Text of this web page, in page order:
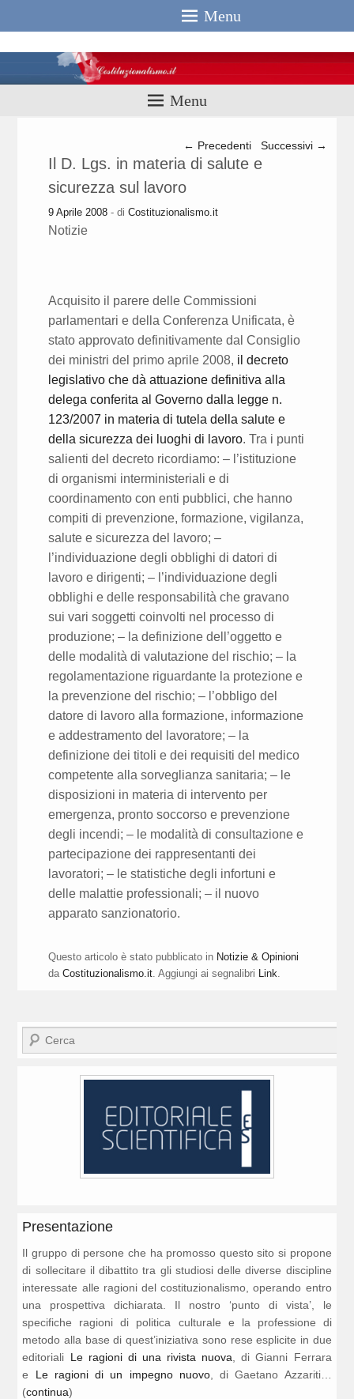
Menu
Menu
Navigazione articolo
← Precedenti Successivi →
Il D. Lgs. in materia di salute e
sicurezza sul lavoro
9 Aprile 2008 - di Costituzionalismo.it
Notizie
Acquisito il parere delle Commissioni
parlamentari e della Conferenza Unificata, è
stato approvato definitivamente dal Consiglio
dei ministri del primo aprile 2008, il decreto
legislativo che dà attuazione definitiva alla
delega conferita al Governo dalla legge n.
123/2007 in materia di tutela della salute e
della sicurezza dei luoghi di lavoro. Tra i punti
salienti del decreto ricordiamo: – l’istituzione
di organismi interministeriali e di
coordinamento con enti pubblici, che hanno
compiti di prevenzione, formazione, vigilanza,
salute e sicurezza del lavoro; –
l’individuazione degli obblighi di datori di
lavoro e dirigenti; – l’individuazione degli
obblighi e delle responsabilità che gravano
sui vari soggetti coinvolti nel processo di
produzione; – la definizione dell’oggetto e
delle modalità di valutazione del rischio; – la
regolamentazione riguardante la protezione e
la prevenzione del rischio; – l’obbligo del
datore di lavoro alla formazione, informazione
e addestramento del lavoratore; – la
definizione dei titoli e dei requisiti del medico
competente alla sorveglianza sanitaria; – le
disposizioni in materia di intervento per
emergenza, pronto soccorso e prevenzione
degli incendi; – le modalità di consultazione e
partecipazione dei rappresentanti dei
lavoratori; – le statistiche degli infortuni e
delle malattie professionali; – il nuovo
apparato sanzionatorio.
Questo articolo è stato pubblicato in Notizie & Opinioni
daCostituzionalismo.it . Aggiungi ai segnalibri Link
Cerca
Presentazione
Il gruppo di persone che ha promosso questo sito si propone
di sollecitare il dibattito tra gli studiosi delle diverse discipline
interessate alle ragioni del costituzionalismo, operando entro
una prospettiva dichiarata. Il nostro ‘punto di vista’, le
specifiche ragioni di politica culturale e la professione di
metodo alla base di quest’iniziativa sono rese esplicite in due
editoriali Le ragioni di una rivista nuova , di Gianni Ferrara
e Le ragioni di un impegno nuovo, di Gaetano Azzariti…
(continua)